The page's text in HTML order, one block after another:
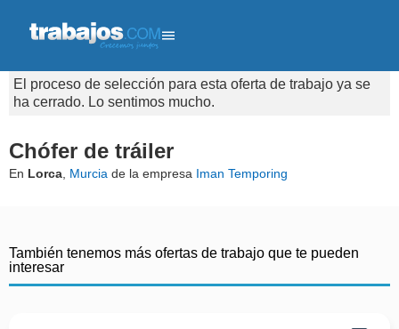
El proceso de selección para esta oferta de trabajo ya se
ha cerrado. Lo sentimos mucho.
Chófer de tráiler
En Lorca Murcia de la empresa Iman Temporing
También tenemos más ofertas de trabajo que te pueden
interesar